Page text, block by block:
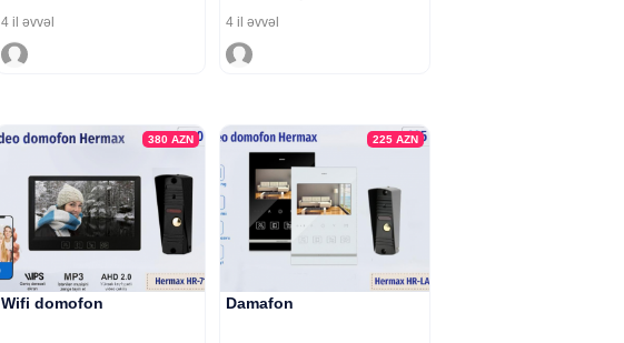
4 il əvvəl 4 il əvvəl
380 AZN
Wifi domofon
225 AZN
Damafon